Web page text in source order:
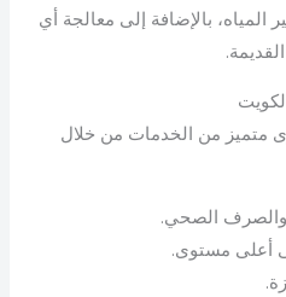
المياه، بالإضافة إلى معالجة أي
متميز من الخدمات من خلال
والصرف الصحي.
أعلى مستوى.